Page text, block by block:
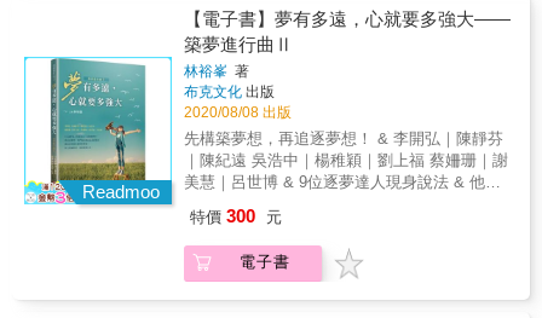
成績，依然有賴自己的實力。 也許有人因為投
機取巧得到好處，但那些沒有紮實基礎做後盾
的事業一定無法長久。就好比如今已是房地產
達人，也擁有自己建設事業的他，能夠以「千
萬元」甚至「億元」為單位計算投資獲利以及
事業盈餘，那也是因為他曾經一步一腳印走過
那些個以「千元」以「萬元」為單位賺取生計
的打拼年代。 阮智偉，一個總是認真規劃自己
人生的人，他付出的比別人早也比別人用心，
因此才三十幾歲就已經成就千萬富翁的位階。
劃下一個階段的進程。 無論事業婚姻理財以及
業界聲譽，都達到令人敬羨的高度。他是如何
走到如今的成功？過程中做對了哪些事呢？ 以
獨門事業，做出有聲有色的典範績效。本篇包
含： 打造偵探產業新標準，偵蒐也能創業助
人：柳欽貿 獨創特殊民族療法，上承天命的瀟
灑醫者：黃于邵 重新與家人戀愛，找回家的價
值，專業塔羅牌師：李冬梅 ── | 精采摘錄 | ──
築夢者心法 思維探討：如果覺得自己現在處境
艱難，先不要抱怨日子多苦，要想想是不是人
生有負面境界，反倒可以激勵自己大幅成長？
但不做一定不會成功，看你如何抉擇？ 我如何
從負債兩百萬到成就千萬事業 阮智偉 他相信人
生的各項成就沒有僥倖，一個人可以因為機運
第三集，藉由一群又一群素人的分享，作者群
們也各自在自己的影響領域，感動了許多人。
也因此才年復一年，又有更多新朋友願意一起
分享他們的故事，歡迎更多人來築夢圓夢。 &
本書分成四大篇章，邀請了來自不同產業，不
同背景的朋友，分享不同的築夢故事和築夢心
得。 這些人中，有剛入社會不久的年輕人，也
有已在某個產業揚名立萬的資深前輩。他們的
夢想不一定只是關於拓展事業或創造財富，也
包含如何與家人相處，還有更重要的與「自
章邀請三至四位朋友分享： ●&&& 青年立志篇
年輕人若能立志，就可以更早創造屬於自己的
生活。這裡的青年包括年輕有為的創業家，也
只達到夢想的百分之一，也可以改善生活。 &
當然，這世界變化很快，不只有新穎科技帶來
的生活應用變遷，也有許多負面的改變。以
2020來說，一個在前一年無人可預料到的疫
病，以令人驚訝的影響力，重創全球，到了
2021年已有超過一億人感染新冠肺炎。同時間
風雲詭譎變化萬千的現象，不論在政治面在經
濟面，也是全球都有跌破專家眼鏡的發展。 如
今無人敢說自己可以充分掌握時代脈動。最
終，要在這個變化快速的時代存活，重點不在
於你該選擇甚麼產業，投入甚麼專業，而應該
在於你該成為怎樣的你？是否可以讓自己擁有
自己的風格，自己的特色，自己無論在怎樣的
個是你喜歡的，恭喜！接下來要做的，就是朝
著這個目標邁進。但是，追逐夢想或是成長過
程中，不免有失敗挫折的時刻；而有時，阻礙
追夢成功的原因，不在於外在環境，而在於一
直「過不去的自己」。 「有件事你一定要永遠
記得： 你比你自認得更勇敢，比你自已看起來
得更堅強， 比你自己想像得更聰明。」 試著寫
日記吧！無論是當下寫完的舒坦，抑或日後翻
閱回味，都能在文字中找到一些答案；寫下，
也就放下了。這些文字，會時時提醒內心保持
彈性與柔軟，不要過於苛求，覺得失敗了就是
全盤皆輸。這些文字的自省浪漫，亦會是助我
們一臂之力的實用方法。 ■ STEP3 列清單：堅
持不是一個長跑，它是很多一個接一個的短跑
正』的夢想是什麼？」才不會被世俗的成功定
義所侷限了，不是嗎？ ■ STEP1 談夢想：沒有
夢想很正常。不確定自己的夢想，更正常
「『成功』等於要多有錢、多有名聲、多有權
勢、 甚至有多少追蹤者、粉絲和按讚數，才算
數？也才值得我們『快樂』？ 萬一沒有『夢
想』怎麼辦？是不是就無法當一個成功的人？
而有了夢想又怎麼樣？就一定會成功嗎？」 其
實，如果不知道自己要做什麼，或是想做什
麼，不用擔心，也不用沮喪，就回到最源頭去
它「做到最好」，這，就會是你專屬的成功，
任何人都搶不走，也沒有任何人能批判評論
它。 ■ STEP2 寫日記：最糟的都撐過去了。現
Readmoo
【電子書】夢有多遠，心就要多強大——
築夢進行曲Ⅱ
林裕峯 著
布克文化 出版
2020/08/08 出版
先構築夢想，再追逐夢想！ & 李開弘｜陳靜芬
｜陳紀遠 吳浩中｜楊稚穎｜劉上福 蔡姍珊｜謝
美慧｜呂世博 & 9位逐夢達人現身說法 & 他們
境， 努力突破新局，成就璀璨人生。 & 透過本
書達人們的生涯故事，當我們對於職涯感到困
惑時，可以獲得解答，換個角度重新省思自己
特價 300 元
電子書